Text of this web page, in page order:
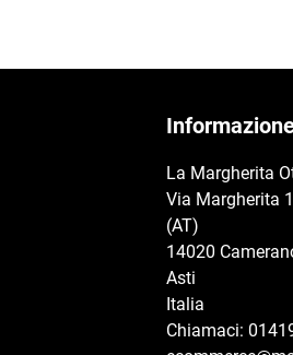
La Margherita
Via Margherita
(AT)
14020
Asti
Italia
Chiamaci: